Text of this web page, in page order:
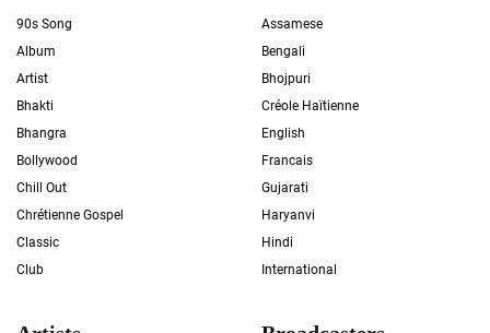
90s Song
Album
Artist
Bhakti
Bhangra
Bollywood
Chill Out
Chrétienne Gospel
Classic
Club
Assamese
Bengali
Bhojpuri
Créole Haïtienne
English
Francais
Gujarati
Haryanvi
Hindi
International